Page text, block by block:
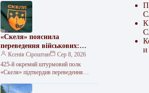
«Скеля» пояснила
переведення військових:
«Наш обов’язок —
виконувати накази»
Ксенія Сіроштан
Сер 8, 2026
425-й окремий штурмовий полк
«Скеля» підтвердив переведення
підрозділів за рішенням
и